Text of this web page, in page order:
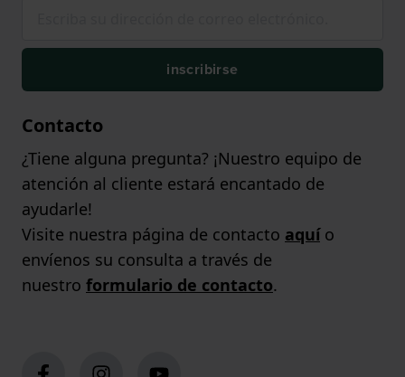
inscribirse
Contacto
¿Tiene alguna pregunta? ¡Nuestro equipo de
atención al cliente estará encantado de
ayudarle!
Visite nuestra página de contacto aquío
envíenos su consulta a través de
nuestro formulario de contacto.